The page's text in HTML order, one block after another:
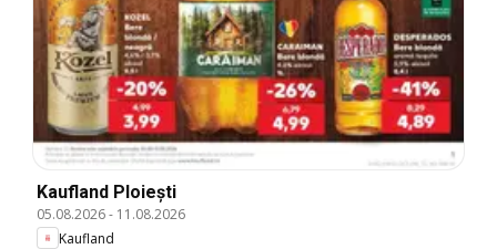
Kaufland Ploiești
05.08.2026- 11.08.2026
Kaufland